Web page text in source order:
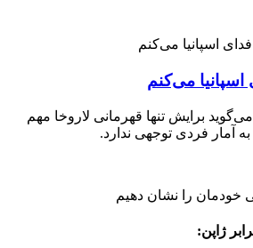
اسپانیا می‌کنم
می‌گوید برایش تنها قهرمانی ‏لاروخا مهم
آمار فردی توجهی ندارد.
ژاپن: